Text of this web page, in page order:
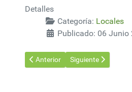
Detalles
Categoría: Locales
Publicado: 06 Junio
Artículo anterior: Día mundial
Anterior Artículo siguiente:
Siguiente